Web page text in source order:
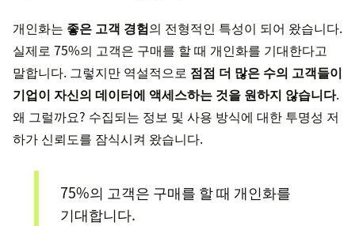
개인화는 좋은 고객 경험의 전형적인 특성이 되어 왔습니다.
실제로 75%의 고객은 구매를 할 때 개인화를 기대한다고
말합니다. 그렇지만 역설적으로 점점 더 많은 수의 고객들이
기업이 자신의 데이터에 액세스하는 것을 원하지 않습니다.
왜 그럴까요? 수집되는 정보 및 사용 방식에 대한 투명성 저
하가 신뢰도를 잠식시켜 왔습니다.
75%의 고객은 구매를 할 때 개인화를
기대합니다.